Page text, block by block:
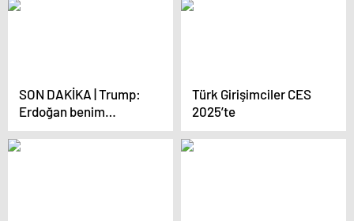
SON DAKİKA | Trump:
Erdoğan benim
arkadaşım ve saygı
duyduğum biri
Türk Girişimciler CES
2025’te